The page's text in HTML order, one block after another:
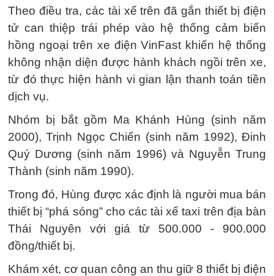
Theo điều tra, các tài xế trên đã gắn thiết bị điện
tử can thiệp trái phép vào hệ thống cảm biến
hồng ngoại trên xe điện VinFast khiến hệ thống
không nhận diện được hành khách ngồi trên xe,
từ đó thực hiện hành vi gian lận thanh toán tiền
dịch vụ.
Nhóm bị bắt gồm Ma Khánh Hùng (sinh năm
2000), Trịnh Ngọc Chiến (sinh năm 1992), Đinh
Quý Dương (sinh năm 1996) và Nguyễn Trung
Thành (sinh năm 1990).
Trong đó, Hùng được xác định là người mua bán
thiết bị “phá sóng” cho các tài xế taxi trên địa bàn
Thái Nguyên với giá từ 500.000 - 900.000
đồng/thiết bị.
Khám xét, cơ quan công an thu giữ 8 thiết bị điện